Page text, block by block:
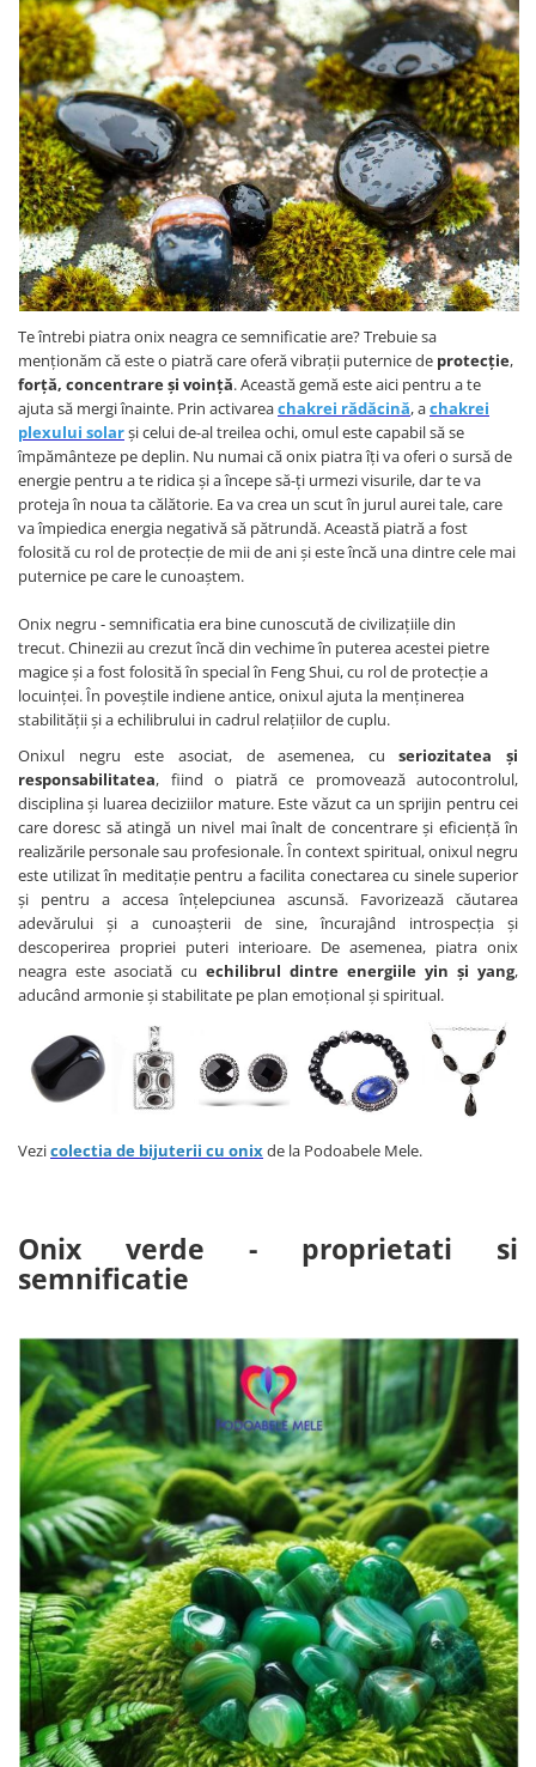
Te întrebi piatra onix neagra ce semnificatie are? Trebuie sa
menționăm că este o piatră care oferă vibrații puternice de protecție,
forță, concentrare și voință. Această gemă este aici pentru a te
ajuta să mergi înainte. Prin activareachakrei rădăcină, achakrei
plexului solarși celui de-al treilea ochi, omul este capabil să se
împământeze pe deplin. Nu numai că onix piatra îți va oferi o sursă de
energie pentru a te ridica și a începe să-ți urmezi visurile, dar te va
proteja în noua ta călătorie. Ea va crea un scut în jurul aurei tale, care
va împiedica energia negativă să pătrundă. Această piatră a fost
folosită cu rol de protecție de mii de ani și este încă una dintre cele mai
puternice pe care le cunoaștem.
Onix negru - semnificatia era bine cunoscută de civilizațiile din
trecut. Chinezii au crezut încă din vechime în puterea acestei pietre
magice și a fost folosită în special în Feng Shui, cu rol de protecție a
locuinței. În poveștile indiene antice, onixul ajuta la menținerea
stabilității și a echilibrului in cadrul relațiilor de cuplu.
Onixul negru este asociat, de asemenea, cuseriozitatea și
responsabilitatea, fiind o piatră ce promovează autocontrolul,
disciplina și luarea deciziilor mature. Este văzut ca un sprijin pentru cei
care doresc să atingă un nivel mai înalt de concentrare și eficiență în
realizările personale sau profesionale. În context spiritual, onixul negru
este utilizat în meditație pentru a facilita conectarea cu sinele superior
și pentru a accesa înțelepciunea ascunsă. Favorizează căutarea
adevărului și a cunoașterii de sine, încurajând introspecția și
descoperirea propriei puteri interioare. De asemenea, piatra onix
neagra este asociată cu echilibrul dintre energiile yin și yang,
aducând armonie și stabilitate pe plan emoțional și spiritual.
Vezicolectia de bijuterii cu onixde la Podoabele Mele.
Onix verde - proprietati si
semnificatie